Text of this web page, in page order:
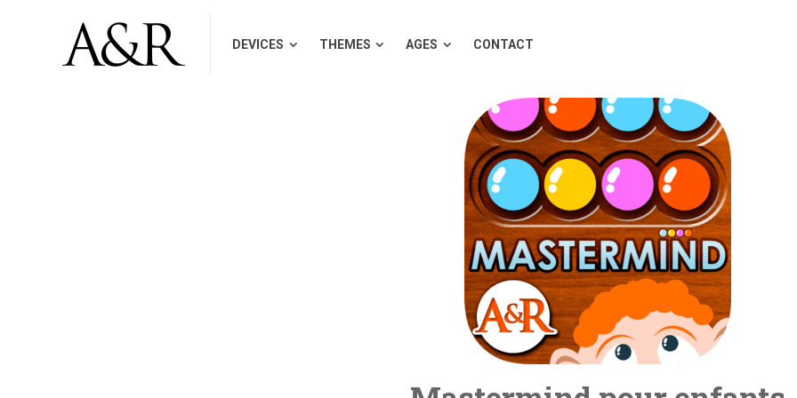
DEVICES THEMES AGES CONTACT